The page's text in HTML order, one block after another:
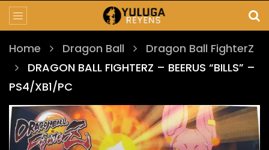
Home Dragon Ball
Dragon Ball FighterZ
DRAGON BALL FIGHTERZ – BEERUS “BILLS” –
PS4/XB1/PC